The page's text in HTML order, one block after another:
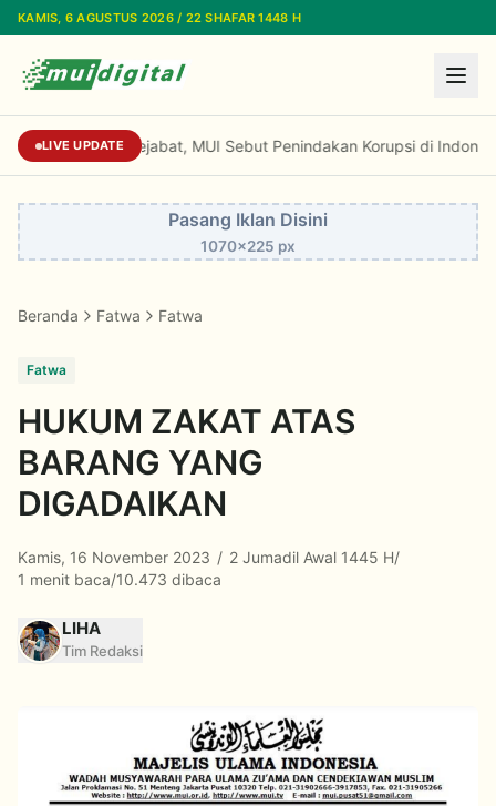
Lewati ke konten utama
KAMIS, 6 AGUSTUS 2026 / 22 SHAFAR 1448 H
LIVE UPDATE Maraknya OTT Pejabat, MUI Sebut
Pasang Iklan Disini
1070x225 px
Beranda Fatwa Fatwa
Fatwa
HUKUM ZAKAT ATAS
BARANG YANG
DIGADAIKAN
Kamis, 16 November 2023 / 2 Jumadil Awal 1445 H/
1 menit baca/10.473 dibaca
LIHA
Tim Redaksi